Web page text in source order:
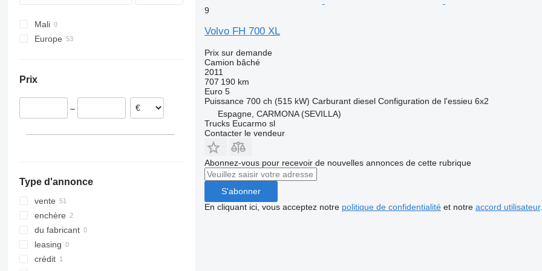
Mali
Europe
Belgique
Lituanie
Prix
–
Type d'annonce
vente
enchère
du fabricant
leasing
crédit
9
Volvo FH 700 XL
Prix sur demande
Camion bâché
2011
707 190 km
Euro 5
Puissance 700 ch (515 kW) Carburant diesel Configuration de l'essieu 6x2
Espagne, CARMONA (SEVILLA)
Trucks Eucarmo sl
Contacter le vendeur
Abonnez-vous pour recevoir de nouvelles annonces de cette rubrique
S'abonner
En cliquant ici, vous acceptez notre politique de confidentialitéet notre accord utilisateur.